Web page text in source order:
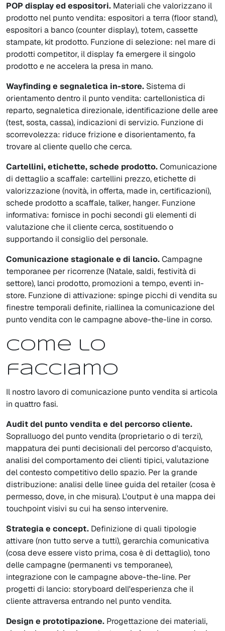
POP display ed espositori. Materiali che valorizzano il
prodotto nel punto vendita: espositori a terra (floor stand),
espositori a banco (counter display), totem, cassette
stampate, kit prodotto. Funzione di selezione: nel mare di
prodotti competitor, il display fa emergere il singolo
prodotto e ne accelera la presa in mano.
Wayfinding e segnaletica in-store. Sistema di
orientamento dentro il punto vendita: cartellonistica di
reparto, segnaletica direzionale, identificazione delle aree
(test, sosta, cassa), indicazioni di servizio. Funzione di
scorrevolezza: riduce frizione e disorientamento, fa
trovare al cliente quello che cerca.
Cartellini, etichette, schede prodotto.Comunicazione
di dettaglio a scaffale: cartellini prezzo, etichette di
valorizzazione (novità, in offerta, made in, certificazioni),
schede prodotto a scaffale, talker, hanger. Funzione
informativa: fornisce in pochi secondi gli elementi di
valutazione che il cliente cerca, sostituendo o
supportando il consiglio del personale.
Comunicazione stagionale e di lancio.Campagne
temporanee per ricorrenze (Natale, saldi, festività di
settore), lanci prodotto, promozioni a tempo, eventi in-
store. Funzione di attivazione: spinge picchi di vendita su
finestre temporali definite, riallinea la comunicazione del
punto vendita con le campagne above-the-line in corso.
Come lo
facciamo
Il nostro lavoro di comunicazione punto vendita si articola
in quattro fasi.
Audit del punto vendita e del percorso cliente.
Sopralluogo del punto vendita (proprietario o di terzi),
mappatura dei punti decisionali del percorso d'acquisto,
analisi del comportamento dei clienti tipici, valutazione
del contesto competitivo dello spazio. Per la grande
distribuzione: analisi delle linee guida del retailer (cosa è
permesso, dove, in che misura). L'output è una mappa dei
touchpoint visivi su cui ha senso intervenire.
Strategia e concept. Definizione di quali tipologie
attivare (non tutto serve a tutti), gerarchia comunicativa
(cosa deve essere visto prima, cosa è di dettaglio), tono
delle campagne (permanenti vs temporanee),
integrazione con le campagne above-the-line. Per
progetti di lancio: storyboard dell'esperienza che il
cliente attraversa entrando nel punto vendita.
Design e prototipazione. Progettazione dei materiali,